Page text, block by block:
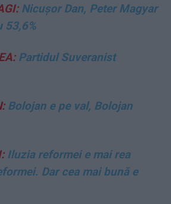
Nicușor Dan, Peter Magyar
53,6%
Partidul Suveranist
Bolojan e pe val, Bolojan
Iluzia reformei e mai rea
Dar cea mai bună e